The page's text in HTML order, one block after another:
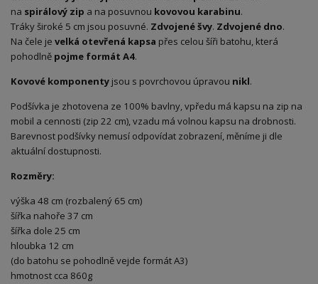
na spirálový zip a na posuvnou kovovou karabinu.
Tráky široké 5 cm jsou posuvné. Zdvojené švy. Zdvojené dno.
Na čele je velká otevřená kapsa přes celou šíři batohu, která
pohodlně pojme formát A4.
Kovové komponenty jsou s povrchovou úpravou nikl.
Podšívka je zhotovena ze 100% bavlny, vpředu má kapsu na zip na
mobil a cennosti (zip 22 cm), vzadu má volnou kapsu na drobnosti.
Barevnost podšívky nemusí odpovídat zobrazení, měníme ji dle
aktuální dostupnosti.
Rozměry:
výška 48 cm (rozbalený 65 cm)
šířka nahoře 37 cm
šířka dole 25 cm
hloubka 12 cm
(do batohu se pohodlně vejde formát A3)
hmotnost cca 860g